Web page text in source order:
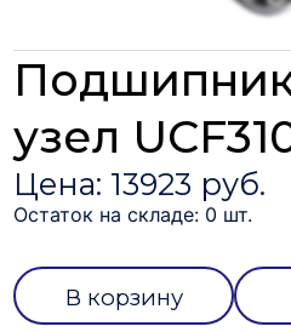
узел
Цена: 13923 руб.
Остаток на складе: 0 шт.
В корзину